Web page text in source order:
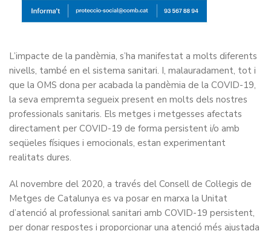
L’impacte de la pandèmia, s’ha manifestat a molts diferents
nivells, també en el sistema sanitari. I, malauradament, tot i
que la OMS dona per acabada la pandèmia de la COVID-19,
la seva empremta segueix present en molts dels nostres
professionals sanitaris. Els metges i metgesses afectats
directament per COVID-19 de forma persistent i/o amb
seqüeles físiques i emocionals, estan experimentant
realitats dures.
Al novembre del 2020, a través del Consell de Col·legis de
Metges de Catalunya es va posar en marxa la Unitat
d’atenció al professional sanitari amb COVID-19 persistent,
per donar respostes i proporcionar una atenció més ajustada